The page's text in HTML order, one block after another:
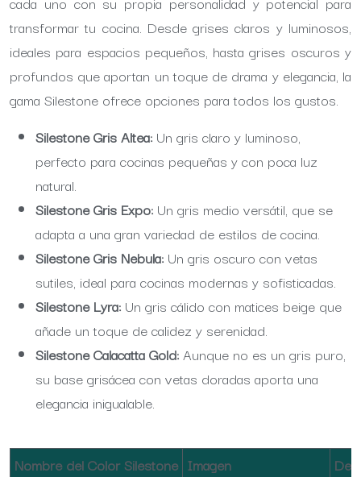
transformar tu cocina. Desde grises claros y luminosos,
ideales para espacios pequeños, hasta grises oscuros y
profundos que aportan un toque de drama y elegancia, la
gama Silestone ofrece opciones para todos los gustos.
Silestone Gris Altea: Un gris claro y luminoso,
perfecto para cocinas pequeñas y con poca luz
natural.
Silestone Gris Expo: Un gris medio versátil, que se
adapta a una gran variedad de estilos de cocina.
Silestone Gris Nebula: Un gris oscuro con vetas
sutiles, ideal para cocinas modernas y sofisticadas.
Silestone Lyra: Un gris cálido con matices beige que
añade un toque de calidez y serenidad.
Silestone Calacatta Gold:Aunque no es un gris puro,
su base grisácea con vetas doradas aporta una
elegancia inigualable.
Nombre del Color Silestone Imagen